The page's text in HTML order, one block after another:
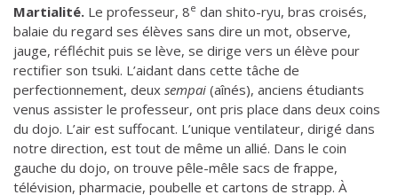
Martialité. Le professeur, 8e dan shito-ryu, bras croisés,
balaie du regard ses élèves sans dire un mot, observe,
jauge, réfléchit puis se lève, se dirige vers un élève pour
rectifier son tsuki. L’aidant dans cette tâche de
perfectionnement, deux sempai (aînés), anciens étudiants
venus assister le professeur, ont pris place dans deux coins
du dojo. L’air est suffocant. L’unique ventilateur, dirigé dans
notre direction, est tout de même un allié. Dans le coin
gauche du dojo, on trouve pêle-mêle sacs de frappe,
télévision, pharmacie, poubelle et cartons de strapp. À